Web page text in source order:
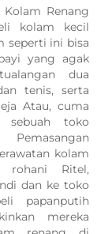
Renang
kolam kecil
seperti ini bisa
yang agak
dua
tenis, serta
Atau, cuma
toko
kolam
rohani Ritel,
dan ke toko
papanputih
mereka